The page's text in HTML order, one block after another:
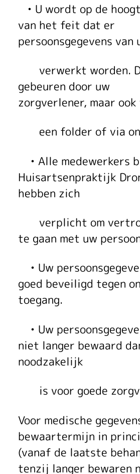
• U wordt op de
van het feit dat er
persoonsgegevens van
verwerkt worden.
gebeuren door uw
zorgverlener, maar ook
een folder of via
• Alle medewerkers
Huisartsenpraktijk
hebben zich
verplicht om
te gaan met uw
• Uw
goed beveiligd tegen
toegang.
• Uw
niet langer bewaard
noodzakelijk
is voor goede
Voor medische
bewaartermijn in
(vanaf de laatste
tenzij langer bewaren